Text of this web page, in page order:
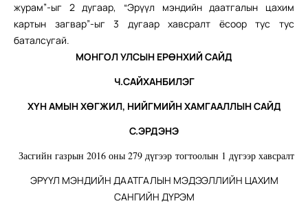
журам”-ыг 2 дугаар, “Эрүүл мэндийн даатгалын цахим
картын загвар”-ыг 3 дугаар хавсралт ёсоор тус тус
баталсугай.
МОНГОЛ УЛСЫН ЕРӨНХИЙ САЙД
Ч.САЙХАНБИЛЭГ
ХҮН АМЫН ХӨГЖИЛ, НИЙГМИЙН ХАМГААЛЛЫН САЙД
С.ЭРДЭНЭ
Засгийн газрын 2016 оны 279 дүгээр тогтоолын 1 дүгээр хавсралт
ЭРҮҮЛ МЭНДИЙН ДААТГАЛЫН МЭДЭЭЛЛИЙН ЦАХИМ
САНГИЙН ДҮРЭМ